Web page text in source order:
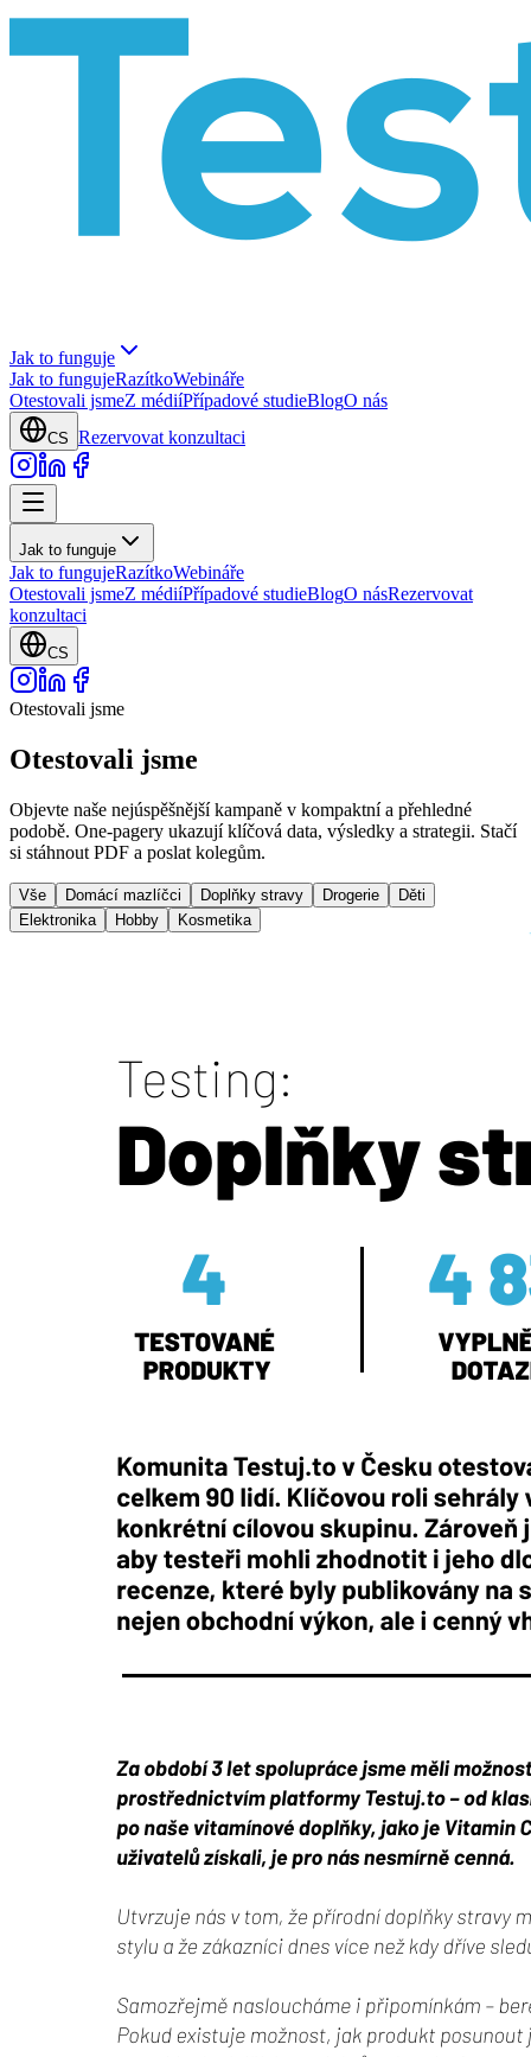
Jak to funguje
Jak to fungujeRazítkoWebináře
Otestovali jsmeZ médiíPřípadové studieBlogO nás
CS Rezervovat konzultaci
Jak to funguje
Jak to fungujeRazítkoWebináře
Otestovali jsmeZ médiíPřípadové studieBlogO násRezervovat
konzultaci
CS
Otestovali jsme
Otestovali jsme
Objevte naše nejúspěšnější kampaně v kompaktní a přehledné
podobě. One-pagery ukazují klíčová data, výsledky a strategii. Stačí
si stáhnout PDF a poslat kolegům.
Vše Domácí mazlíčci Doplňky stravy Drogerie
Děti
Elektronika
Hobby Kosmetika